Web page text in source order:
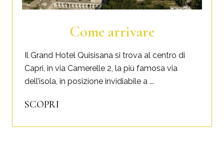
Come arrivare
Il Grand Hotel Quisisana si trova al centro di
Capri, in via Camerelle 2, la più famosa via
dell’isola, in posizione invidiabile a ...
SCOPRI